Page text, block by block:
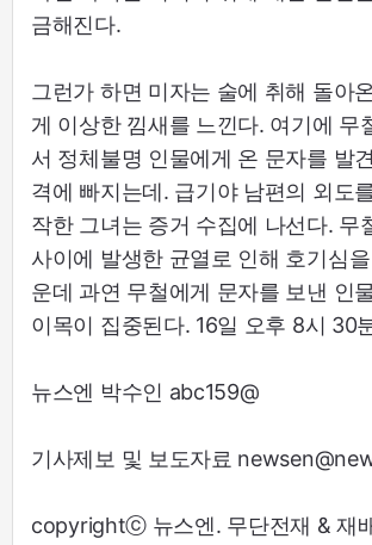
금해진다.
그런가 하면 미자는 술에 취해 돌아
게 이상한 낌새를 느낀다. 여기에 무
서 정체불명 인물에게 온 문자를 발
격에 빠지는데. 급기야 남편의 외도
작한 그녀는 증거 수집에 나선다. 무
사이에 발생한 균열로 인해 호기심
운데 과연 무철에게 문자를 보낸 인
이목이 집중된다. 16일 오후 8시 30
뉴스엔 박수인 abc159@
기사제보 및 보도자료
copyrightⓒ 뉴스엔. 무단전재 & 재